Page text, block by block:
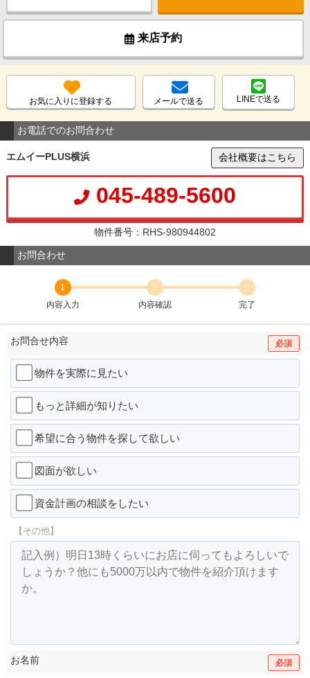
来店予約
お気に入りに登録する メールで送る LINEで送る
お電話でのお問合わせ
エムイーPLUS横浜 会社概要はこちら
045-489-5600
物件番号：RHS-980944802
お問合わせ
1
内容入力
2
内容確認
3
完了
お問合せ内容 必須
物件を実際に見たい
もっと詳細が知りたい
希望に合う物件を探して欲しい
図面が欲しい
資金計画の相談をしたい
【その他】
お名前 必須